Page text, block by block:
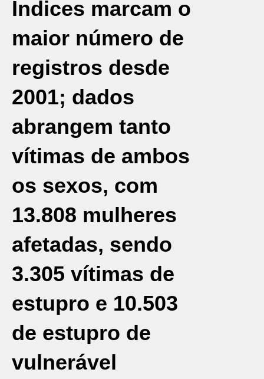
Índices marcam o
maior número de
registros desde
2001; dados
abrangem tanto
vítimas de ambos
os sexos, com
13.808 mulheres
afetadas, sendo
3.305 vítimas de
estupro e 10.503
de estupro de
vulnerável